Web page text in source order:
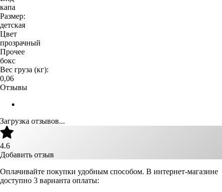
капа
Размер:
детская
Цвет
прозрачный
Прочее
бокс
Вес груза (кг):
0,06
Отзывы
Загрузка отзывов...
4.6
Добавить отзыв
Оплачивайте покупки удобным способом. В интернет-магазине
доступно 3 варианта оплаты: